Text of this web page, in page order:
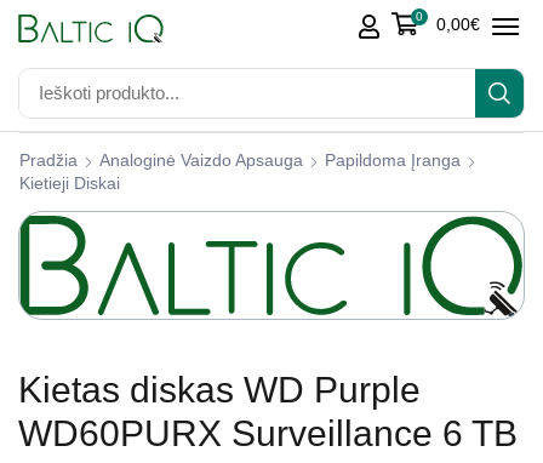
0 0,00€
Pradžia Analoginė Vaizdo Apsauga
Papildoma Įranga
Kietieji Diskai
Kietas diskas WD Purple
WD60PURX Surveillance 6 TB